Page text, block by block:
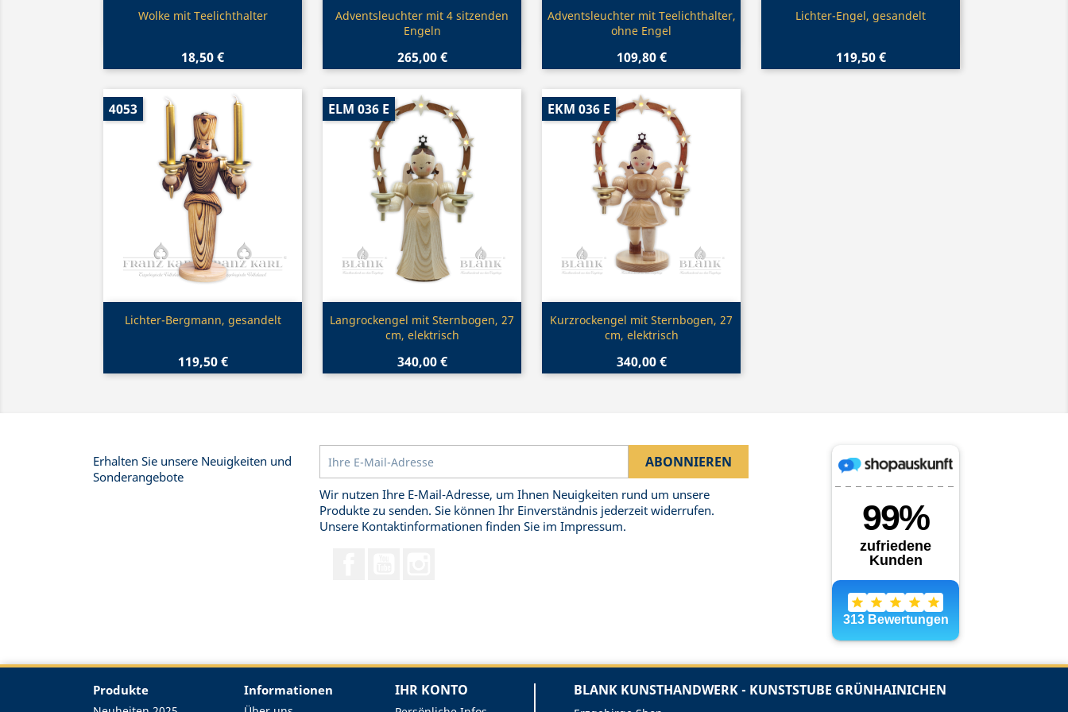
Vorschau
Wolke mit Teelichthalter
18,50 €
Vorschau
Adventsleuchter mit 4 sitzenden
Engeln
265,00 €
Vorschau
Adventsleuchter mit Teelichthalter,
ohne Engel
109,80 €
Vorschau
Lichter-Engel, gesandelt
119,50 €
Vorschau
Lichter-Bergmann, gesandelt
119,50 €
4053
Vorschau
Langrockengel mit Sternbogen, 27
cm, elektrisch
340,00 €
ELM 036 E
Vorschau
Kurzrockengel mit Sternbogen, 27
cm, elektrisch
340,00 €
EKM 036 E
Erhalten Sie unsere Neuigkeiten und
Sonderangebote
Wir nutzen Ihre E-Mail-Adresse, um Ihnen Neuigkeiten rund um unsere
Produkte zu senden. Sie können Ihr Einverständnis jederzeit widerrufen.
Unsere Kontaktinformationen finden Sie im Impressum.
Produkte Informationen IHR KONTO BLANK KUNSTHANDWERK - KUNSTSTUBE GRÜNHAINICHEN